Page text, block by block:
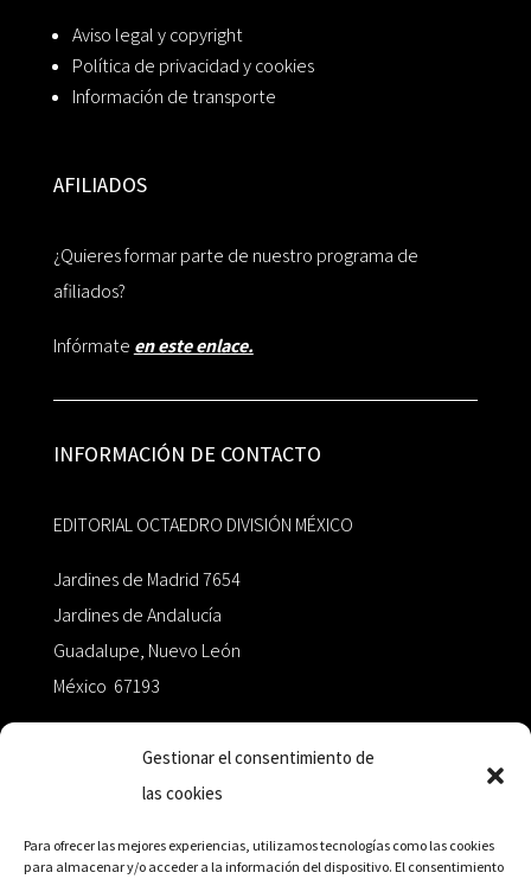
Gestionar el consentimiento de
las cookies
Para ofrecer las mejores experiencias, utilizamos tecnologías como las cookies
para almacenar y/o acceder a la información del dispositivo. El consentimiento
Aviso legal y copyright
Política de privacidad y cookies
Información de transporte
AFILIADOS
¿Quieres formar parte de nuestro programa de
afiliados?
Infórmate en este enlace.
INFORMACIÓN DE CONTACTO
EDITORIAL OCTAEDRO DIVISIÓN MÉXICO
Jardines de Madrid 7654
Jardines de Andalucía
Guadalupe, Nuevo León
México 67193
+52 811.499.5638